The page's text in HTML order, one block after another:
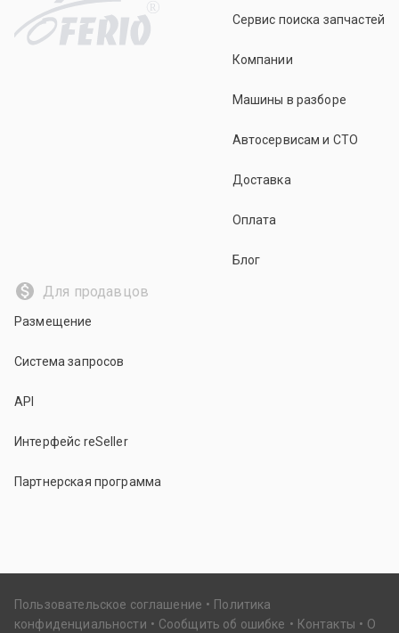
R
Сервис поиска запчастей
Компании
Машины в разборе
Автосервисам и СТО
Доставка
Оплата
Блог
Для продавцов
Размещение
Система запросов
API
Интерфейс reSeller
Партнерская программа
Пользовательское соглашение
Политика
конфиденциальности
Сообщить об ошибке Контакты О